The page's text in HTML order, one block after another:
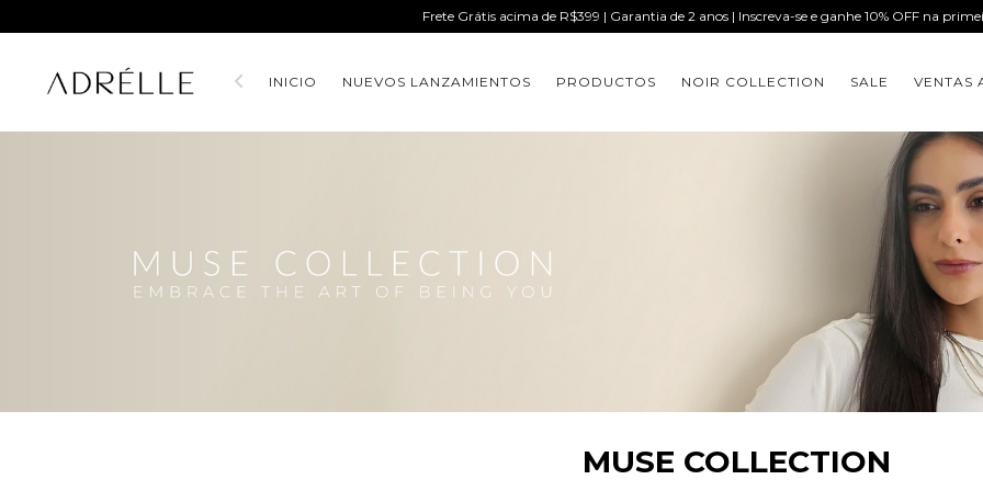
Frete Grátis acima de R$399 | Garantia de 2 anos | Inscreva-se e ganhe 10% OFF na
INICIO NUEVOS LANZAMIENTOS PRODUCTOS NOIR COLLECTION SALE VENTAS
MUSE COLLECTION